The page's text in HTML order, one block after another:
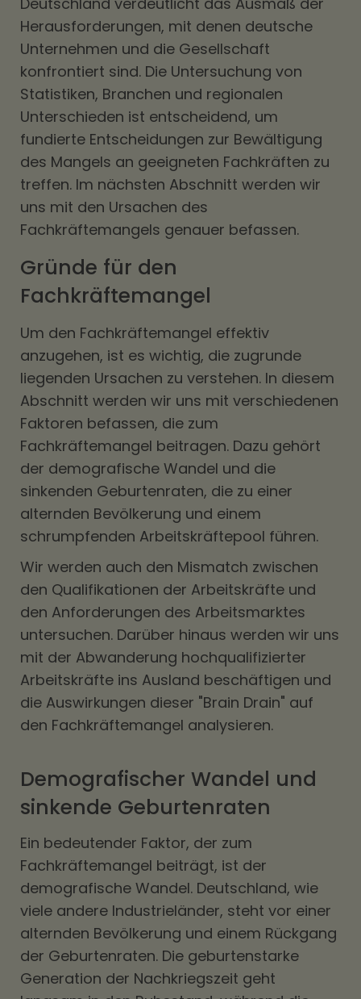
Herausforderungen, mit denen deutsche
Unternehmen und die Gesellschaft
konfrontiert sind. Die Untersuchung von
Statistiken, Branchen und regionalen
Unterschieden ist entscheidend, um
fundierte Entscheidungen zur Bewältigung
des Mangels an geeigneten Fachkräften zu
treffen. Im nächsten Abschnitt werden wir
uns mit den Ursachen des
Fachkräftemangels genauer befassen.
Gründe für den
Fachkräftemangel
Um den Fachkräftemangel effektiv
anzugehen, ist es wichtig, die zugrunde
liegenden Ursachen zu verstehen. In diesem
Abschnitt werden wir uns mit verschiedenen
Faktoren befassen, die zum
Fachkräftemangel beitragen. Dazu gehört
der demografische Wandel und die
sinkenden Geburtenraten, die zu einer
alternden Bevölkerung und einem
schrumpfenden Arbeitskräftepool führen.
Wir werden auch den Mismatch zwischen
den Qualifikationen der Arbeitskräfte und
den Anforderungen des Arbeitsmarktes
untersuchen. Darüber hinaus werden wir uns
mit der Abwanderung hochqualifizierter
Arbeitskräfte ins Ausland beschäftigen und
die Auswirkungen dieser "Brain Drain" auf
den Fachkräftemangel analysieren.
Demografischer Wandel und
sinkende Geburtenraten
Ein bedeutender Faktor, der zum
Fachkräftemangel beiträgt, ist der
demografische Wandel. Deutschland, wie
viele andere Industrieländer, steht vor einer
alternden Bevölkerung und einem Rückgang
der Geburtenraten. Die geburtenstarke
Generation der Nachkriegszeit geht